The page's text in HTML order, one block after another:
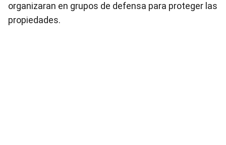
organizaran en grupos de defensa para proteger las
propiedades.